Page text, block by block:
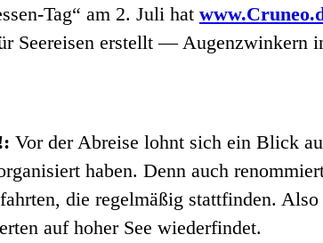
Tag“ am 2. Juli hat
Seereisen erstellt — Augenzwinkern
Vor der Abreise lohnt sich ein Blick
haben. Denn auch
die regelmäßig stattfinden.
auf hoher See wiederfindet.